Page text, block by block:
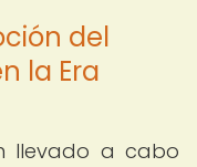
del
la Era
llevado a cabo